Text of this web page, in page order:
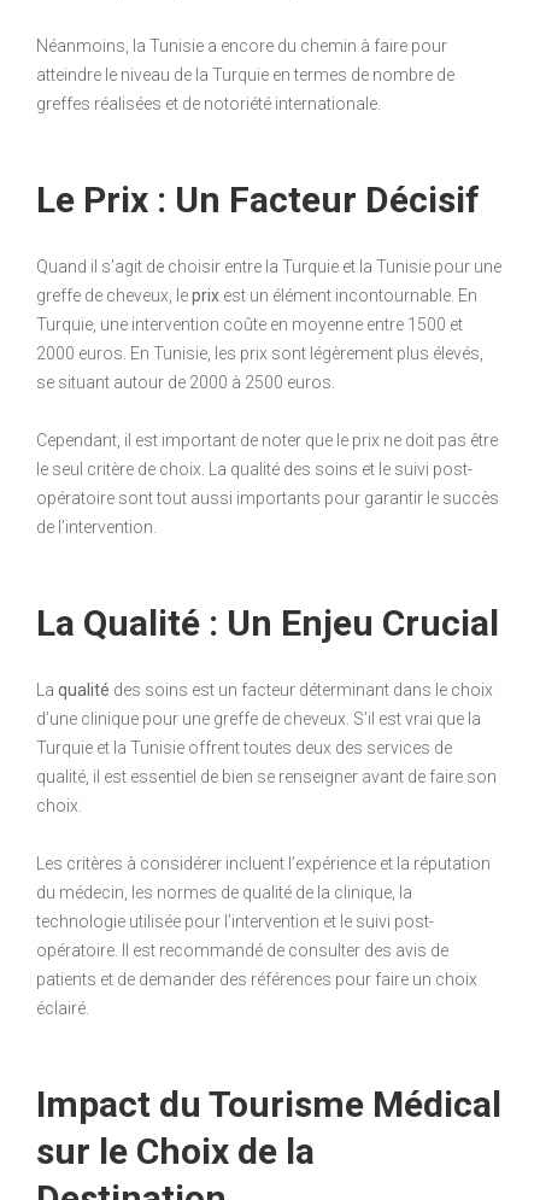
Néanmoins, la Tunisie a encore du chemin à faire pour
atteindre le niveau de la Turquie en termes de nombre de
greffes réalisées et de notoriété internationale.
Le Prix : Un Facteur Décisif
Quand il s’agit de choisir entre la Turquie et la Tunisie pour une
greffe de cheveux, leprix est un élément incontournable. En
Turquie, une intervention coûte en moyenne entre 1500 et
2000 euros. En Tunisie, les prix sont légèrement plus élevés,
se situant autour de 2000 à 2500 euros.
Cependant, il est important de noter que le prix ne doit pas être
le seul critère de choix. La qualité des soins et le suivi post-
opératoire sont tout aussi importants pour garantir le succès
de l’intervention.
La Qualité : Un Enjeu Crucial
La qualité des soins est un facteur déterminant dans le choix
d’une clinique pour une greffe de cheveux. S’il est vrai que la
Turquie et la Tunisie offrent toutes deux des services de
qualité, il est essentiel de bien se renseigner avant de faire son
choix.
Les critères à considérer incluent l’expérience et la réputation
du médecin, les normes de qualité de la clinique, la
technologie utilisée pour l’intervention et le suivi post-
opératoire. Il est recommandé de consulter des avis de
patients et de demander des références pour faire un choix
éclairé.
Impact du Tourisme Médical
sur le Choix de la